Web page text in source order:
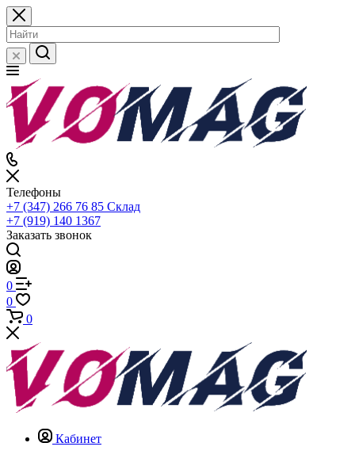
Телефоны
+7 (347) 266 76 85 Склад
+7 (919) 140 1367
Заказать звонок
0
0
0
Кабинет